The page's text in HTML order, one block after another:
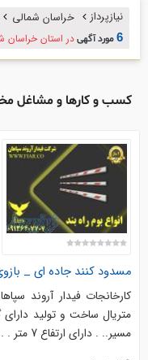
نیازپرداز خراسان شمالی
6مورد آگهیدر استان خراسان
کسب و کارها و مشاغل
مسدود کنند جاده ای _
کارخانجات فیدار آروند
متریال ساخت و تولید
مسیر.. . دارای ارتفاع 7 متر . . قابلیت مسدود سازی مسیر از 4 الی 6 ...